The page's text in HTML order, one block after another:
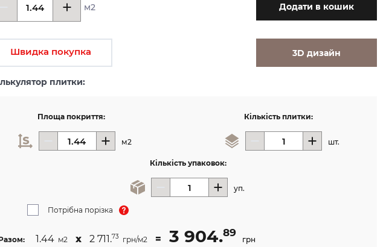
м2 Додати в кошик
Швидка покупка 3D дизайн
плитки:
Площа покриття:
м2
Кількість плитки:
шт.
Кількість упаковок:
уп.
Потрібна порізка
1.44 м2 х 2 711.73 грн/м2 = 3 904.89
грн